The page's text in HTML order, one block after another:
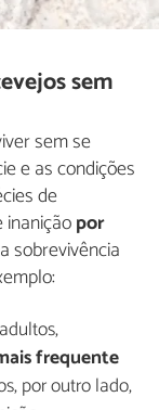
sem
sem se
e as condições
de
por
sobrevivência
frequente
por outro lado,